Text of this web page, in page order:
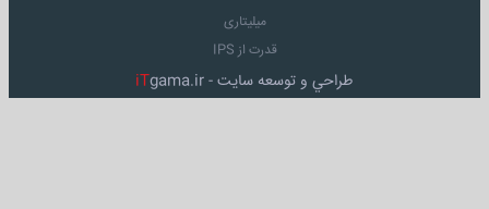
میلیتاری
قدرت از IPS
طراحي و توسعه سايت - iTgama.ir